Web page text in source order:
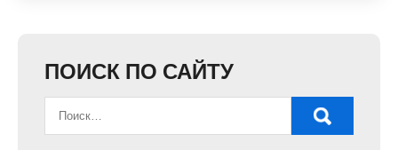
ПОИСК ПО САЙТУ